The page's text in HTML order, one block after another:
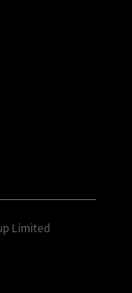
Limited